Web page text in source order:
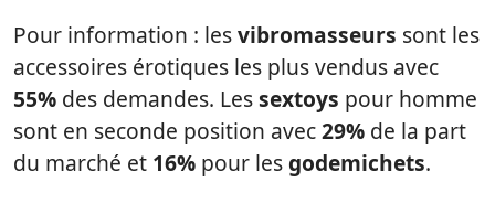
Pour information : lesvibromasseurs sont les
accessoires érotiques les plus vendus avec
55% des demandes. Lessextoys pour homme
sont en seconde position avec29% de la part
du marché et 16% pour lesgodemichets.